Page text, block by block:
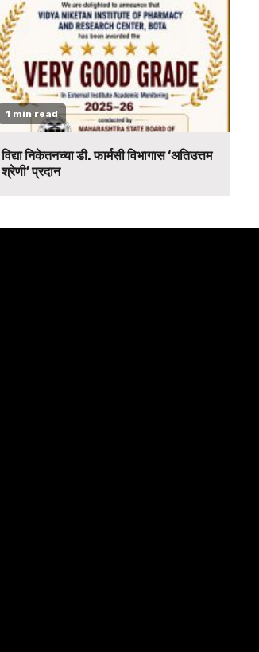
1 min read
विद्या निकेतनच्या डी. फार्मसी विभागास ‘अतिउत्तम
श्रेणी’ प्रदान